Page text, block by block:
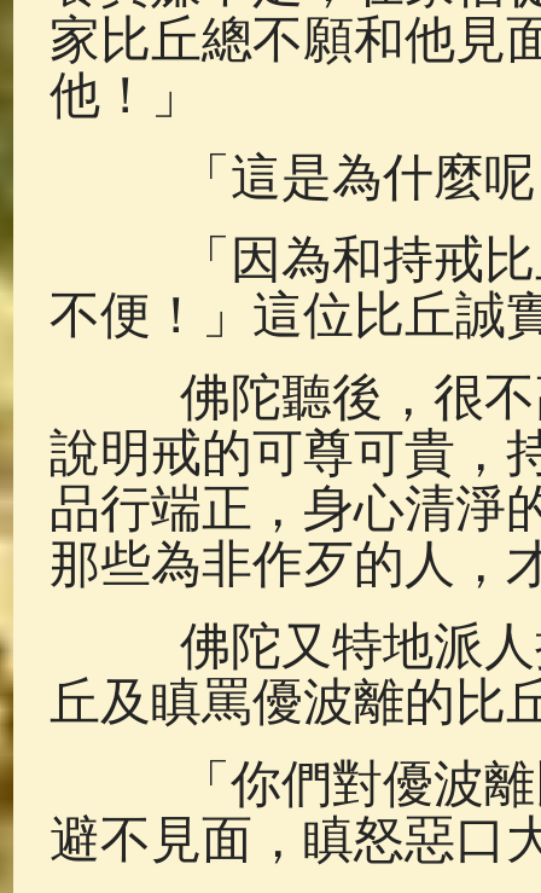
家比丘總不願和他見
他！」
「這是為什麼呢
「因為和持戒比
不便！」這位比丘誠
佛陀聽後，很不
說明戒的可尊可貴，
品行端正，身心清淨
那些為非作歹的人，
佛陀又特地派人
丘及瞋罵優波離的比
「你們對優波離
避不見面，瞋怒惡口